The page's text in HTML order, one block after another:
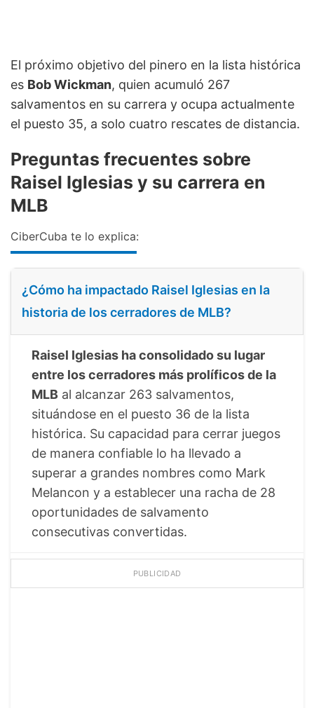
El próximo objetivo del pinero en la lista histórica
es Bob Wickman, quien acumuló 267
salvamentos en su carrera y ocupa actualmente
el puesto 35, a solo cuatro rescates de distancia.
Preguntas frecuentes sobre
Raisel Iglesias y su carrera en
MLB
CiberCuba te lo explica:
¿Cómo ha impactado Raisel Iglesias en la
historia de los cerradores de MLB?
Raisel Iglesias ha consolidado su lugar
entre los cerradores más prolíficos de la
MLB al alcanzar 263 salvamentos,
situándose en el puesto 36 de la lista
histórica. Su capacidad para cerrar juegos
de manera confiable lo ha llevado a
superar a grandes nombres como Mark
Melancon y a establecer una racha de 28
oportunidades de salvamento
consecutivas convertidas.
PUBLICIDAD